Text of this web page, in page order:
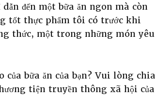
đến một bữa ăn ngon mà còn
tốt thực phẩm tôi có trước khi
thức, một trong những món yêu
bữa ăn của bạn? Vui lòng chia
tiện truyền thông xã hội của